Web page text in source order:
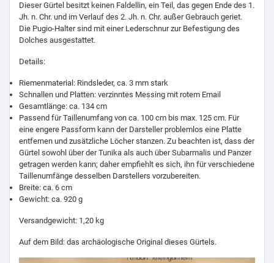
Dieser Gürtel besitzt keinen Faldellin, ein Teil, das gegen Ende des 1.
Jh. n. Chr. und im Verlauf des 2. Jh. n. Chr. außer Gebrauch geriet.
Die Pugio-Halter sind mit einer Lederschnur zur Befestigung des
Dolches ausgestattet.
Details:
Riemenmaterial: Rindsleder, ca. 3 mm stark
Schnallen und Platten: verzinntes Messing mit rotem Email
Gesamtlänge: ca. 134 cm
Passend für Taillenumfang von ca. 100 cm bis max. 125 cm. Für
eine engere Passform kann der Darsteller problemlos eine Platte
entfernen und zusätzliche Löcher stanzen. Zu beachten ist, dass der
Gürtel sowohl über der Tunika als auch über Subarmalis und Panzer
getragen werden kann; daher empfiehlt es sich, ihn für verschiedene
Taillenumfänge desselben Darstellers vorzubereiten.
Breite: ca. 6 cm
Gewicht: ca. 920 g
Versandgewicht: 1,20 kg
Auf dem Bild: das archäologische Original dieses Gürtels.